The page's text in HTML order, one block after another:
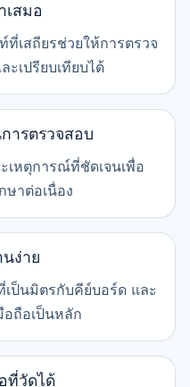
เสมอ
ที่เสถียรช่วยให้การตรวจ
เปรียบเทียบได้
ารตรวจสอบ
เหตุการณ์ที่ชัดเจนเพื่อ
าต่อเนื่อง
ง่าย
ป็นมิตรกับคีย์บอร์ด และ
ถือเป็นหลัก
ที่วัดได้